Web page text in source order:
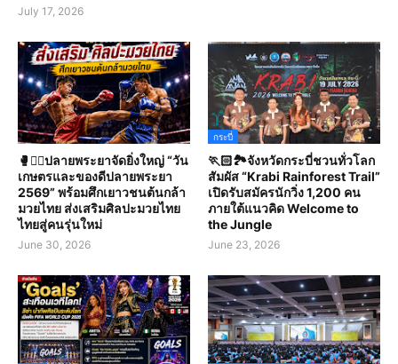
July 17, 2026
🥊🤼‍♀️ปลายพระยาจัดยิ่งใหญ่ “วัน
เกษตรและของดีปลายพระยา
2569” พร้อมศึกเยาวชนต้นกล้า
มวยไทย ส่งเสริมศิลปะมวยไทย
ไทยสู่คนรุ่นใหม่
June 30, 2026
กระบี่
🏃🏻🏞️จังหวัดกระบี่ชวนทั่วโลก
สัมผัส “Krabi Rainforest Trail”
เปิดรับสมัครนักวิ่ง 1,200 คน
ภายใต้แนวคิด Welcome to
the Jungle
June 23, 2026